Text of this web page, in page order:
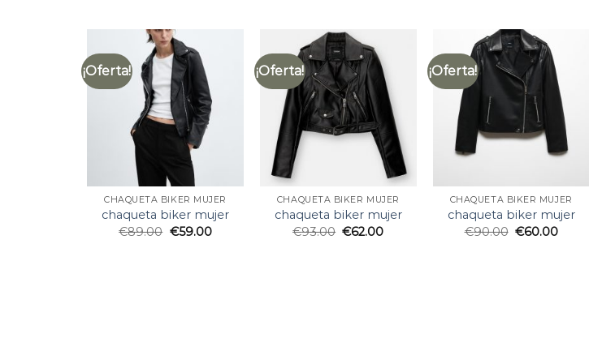
¡Oferta!
CHAQUETA BIKER MUJER
chaqueta biker mujer
€89.00 €59.00
¡Oferta!
CHAQUETA BIKER MUJER
chaqueta biker mujer
€93.00 €62.00
¡Oferta!
CHAQUETA BIKER MUJER
chaqueta biker mujer
€90.00 €60.00